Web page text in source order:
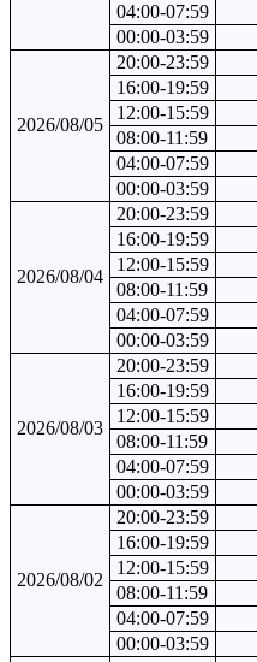
04:00-07:59
00:00-03:59
2026/08/05
20:00-23:59
16:00-19:59
12:00-15:59
08:00-11:59
04:00-07:59
00:00-03:59
2026/08/04
20:00-23:59
16:00-19:59
12:00-15:59
08:00-11:59
04:00-07:59
00:00-03:59
2026/08/03
20:00-23:59
16:00-19:59
12:00-15:59
08:00-11:59
04:00-07:59
00:00-03:59
2026/08/02
20:00-23:59
16:00-19:59
12:00-15:59
08:00-11:59
04:00-07:59
00:00-03:59